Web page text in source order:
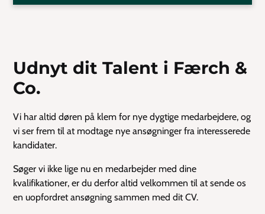
Udnyt dit Talent i Færch &
Co.
Vi har altid døren på klem for nye dygtige medarbejdere, og
vi ser frem til at modtage nye ansøgninger fra interesserede
kandidater.
Søger vi ikke lige nu en medarbejder med dine
kvalifikationer, er du derfor altid velkommen til at sende os
en uopfordret ansøgning sammen med dit CV.